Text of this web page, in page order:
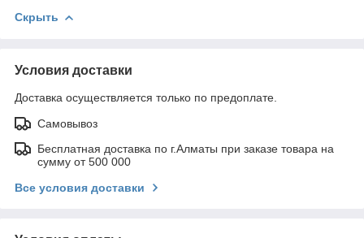
Скрыть
Условия доставки
Доставка осуществляется только по предоплате.
Самовывоз
Бесплатная доставка по г.Алматы при заказе товара на
сумму от 500 000
Все условия доставки